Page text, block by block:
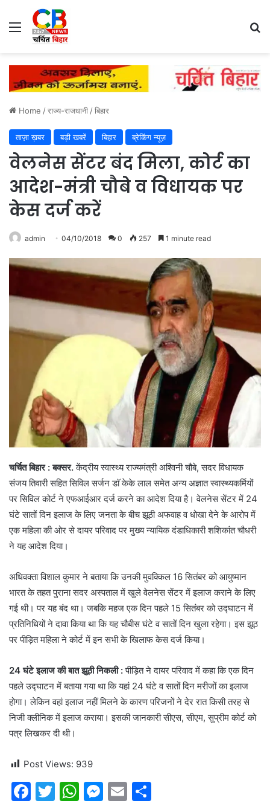
Menu
Home /राज्य-राजधानी /बिहार
ताज़ा ख़बर बड़ी खबरें बिहार ब्रेकिंग न्यूज़
वेलनेस सेंटर बंद मिला, कोर्ट का
आदेश-मंत्री चौबे व विधायक पर
केस दर्ज करें
admin 04/10/2018 0 257 1 minute read
चर्चित बिहार : बक्सर.केंद्रीय स्वास्थ्य राज्यमंत्री अश्विनी चौबे, सदर विधायक
संजय तिवारी सहित सिविल सर्जन डाॅ केके लाल समेत अन्य अज्ञात स्वास्थ्यकर्मियों
पर सिविल कोर्ट ने एफआईआर दर्ज करने का आदेश दिया है। वेलनेस सेंटर में 24
घंटे सातों दिन इलाज के लिए जनता के बीच झूठी अफवाह व धोखा देने के आरोप में
एक महिला की ओर से दायर परिवाद पर मुख्य न्यायिक दंडाधिकारी शशिकांत चौधरी
ने यह आदेश दिया।
अधिवक्ता विशाल कुमार ने बताया कि उनकी मुवक्किल 16 सितंबर को आयुष्मान
भारत के तहत पुराना सदर अस्पताल में खुले वेलनेस सेंटर में इलाज कराने के लिए
गई थी। पर यह बंद था। जबकि महज एक दिन पहले 15 सितंबर को उद्घाटन में
प्रतिनिधियों ने दावा किया था कि यह चौबीस घंटे व सातों दिन खुला रहेगा। इस झूठ
पर पीड़ित महिला ने कोर्ट में इन सभी के खिलाफ केस दर्ज किया।
24 घंटे इलाज की बात झूठी निकली :पीड़ित ने दायर परिवाद में कहा कि एक दिन
पहले उद्घाटन में बताया गया था कि यहां 24 घंटे व सातों दिन मरीजों का इलाज
होगा। लेकिन वहां इलाज नहीं मिलने के कारण परिजनों ने देर रात किसी तरह से
निजी क्लीनिक में इलाज कराया। इसकी जानकारी सीएस, सीएम, सुप्रीम कोर्ट को
पत्र लिखकर दी थी।
Post Views: 939
F
T
W M E